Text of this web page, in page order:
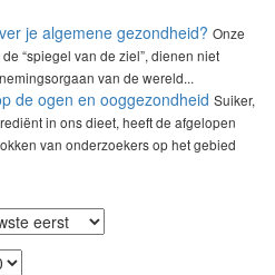
je algemene gezondheid? Onze
“spiegel van de ziel”, dienen niet
van de wereld...
de ogen en ooggezondheid Suiker,
in ons dieet, heeft de afgelopen
van onderzoekers op het gebied